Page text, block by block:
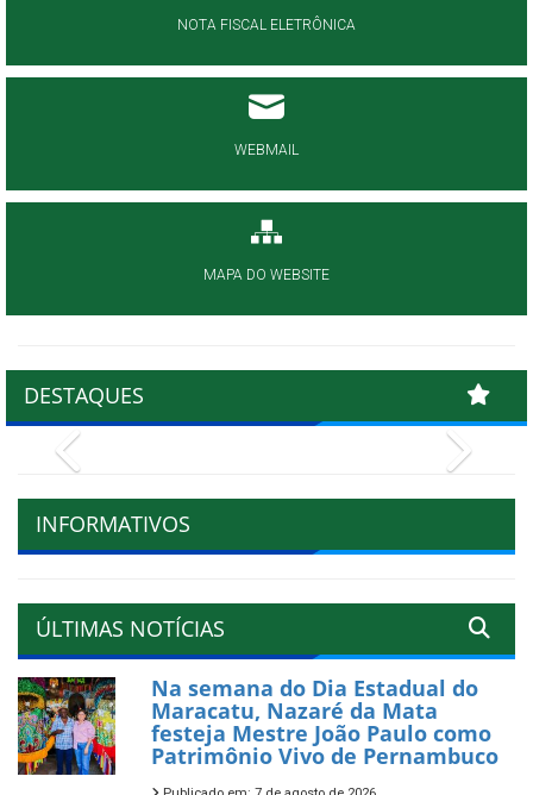
NOTA FISCAL ELETRÔNICA
WEBMAIL
MAPA DO WEBSITE
DESTAQUES
INFORMATIVOS
ÚLTIMAS NOTÍCIAS
Na semana do Dia Estadual do
Maracatu, Nazaré da Mata
festeja Mestre João Paulo como
Patrimônio Vivo de Pernambuco